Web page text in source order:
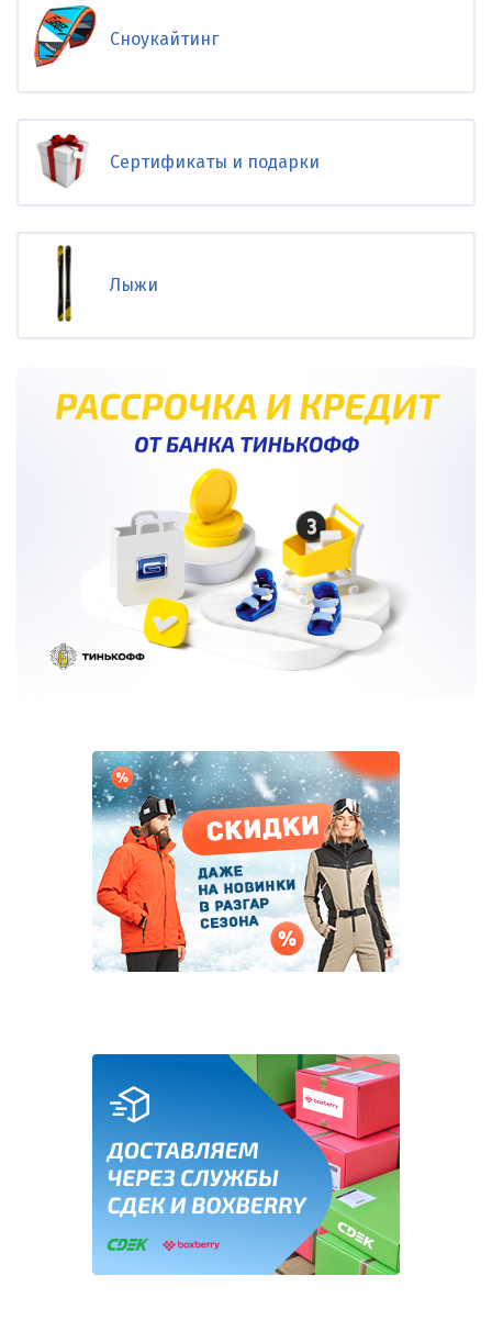
Сноукайтинг
Сертификаты и подарки
Лыжи